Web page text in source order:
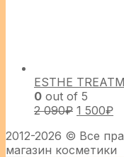
ESTHE
0 out of 5
2 090₽ 1 500₽
2012-2026 © Все
магазин косметики